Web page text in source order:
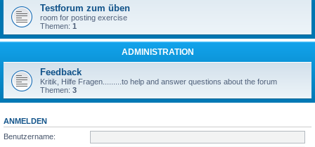
Testforum zum üben
room for posting exercise
Themen: 1
ADMINISTRATION
Feedback
Kritik, Hilfe Fragen.........to help and answer questions about the forum
Themen: 3
ANMELDEN
Benutzername: